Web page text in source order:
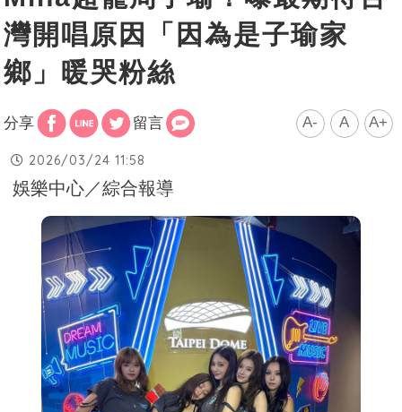
灣開唱原因「因為是子瑜家
鄉」暖哭粉絲
分享 留言 A- A A+
2026/03/24 11:58
娛樂中心／綜合報導